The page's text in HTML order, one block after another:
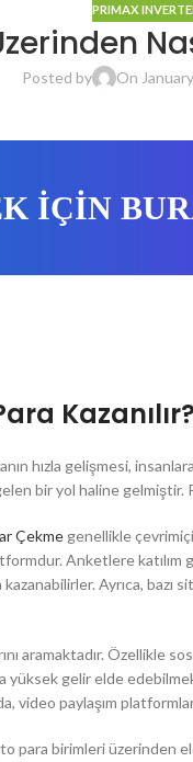
PRIMAX
Posted by On
İÇİN
Kazanılır?
hızla gelişmesi,
bir yol haline gelmiştir.
Çekme genellikle
Anketlere
Ayrıca,
aramaktadır. Özellikle
yüksek gelir elde
video paylaşım
para birimleri üzerinden